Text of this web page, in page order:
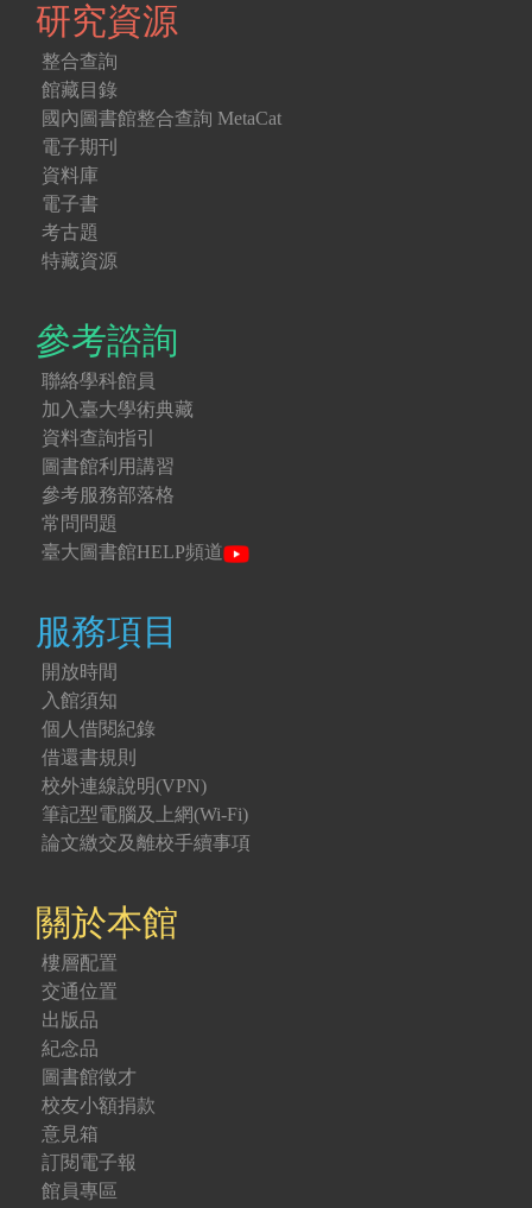
研究資源
整合查詢
館藏目錄
國內圖書館整合查詢 MetaCat
電子期刊
資料庫
電子書
考古題
特藏資源
參考諮詢
聯絡學科館員
加入臺大學術典藏
資料查詢指引
圖書館利用講習
參考服務部落格
常問問題
臺大圖書館HELP頻道
服務項目
開放時間
入館須知
個人借閱紀錄
借還書規則
校外連線說明(VPN)
筆記型電腦及上網(Wi-Fi)
論文繳交及離校手續事項
關於本館
樓層配置
交通位置
出版品
紀念品
圖書館徵才
校友小額捐款
意見箱
訂閱電子報
館員專區